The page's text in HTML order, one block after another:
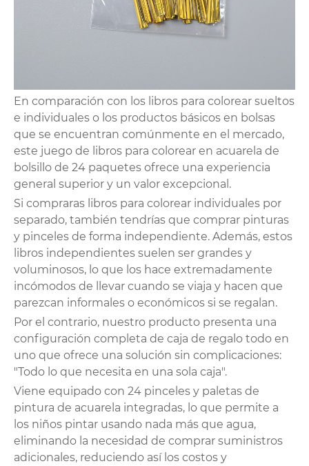
En comparación con los libros para colorear sueltos
e individuales o los productos básicos en bolsas
que se encuentran comúnmente en el mercado,
este juego de libros para colorear en acuarela de
bolsillo de 24 paquetes ofrece una experiencia
general superior y un valor excepcional.
Si compraras libros para colorear individuales por
separado, también tendrías que comprar pinturas
y pinceles de forma independiente. Además, estos
libros independientes suelen ser grandes y
voluminosos, lo que los hace extremadamente
incómodos de llevar cuando se viaja y hacen que
parezcan informales o económicos si se regalan.
Por el contrario, nuestro producto presenta una
configuración completa de caja de regalo todo en
uno que ofrece una solución sin complicaciones:
"Todo lo que necesita en una sola caja".
Viene equipado con 24 pinceles y paletas de
pintura de acuarela integradas, lo que permite a
los niños pintar usando nada más que agua,
eliminando la necesidad de comprar suministros
adicionales, reduciendo así los costos y